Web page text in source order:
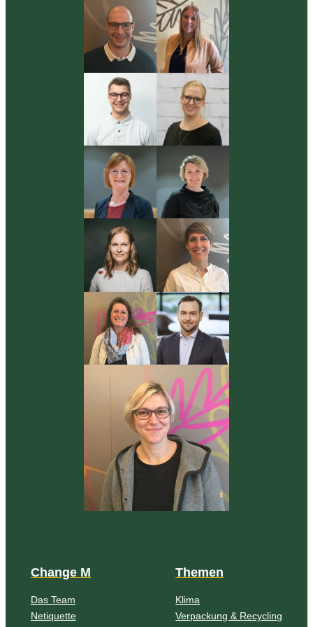
Change M
Das Team
Netiquette
Themen
Klima
Verpackung & Recycling